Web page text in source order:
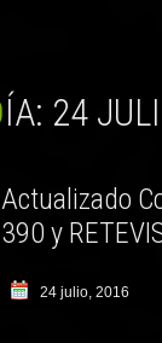
DÍA: 24
Actualizado
390 y
24 julio, 2016